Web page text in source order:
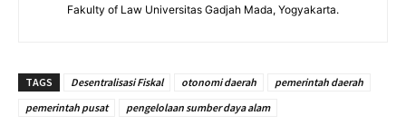
Fakulty of Law Universitas Gadjah Mada, Yogyakarta.
TAGS Desentralisasi Fiskal otonomi daerah
pemerintah daerah
pemerintah pusat
pengelolaan sumber daya alam